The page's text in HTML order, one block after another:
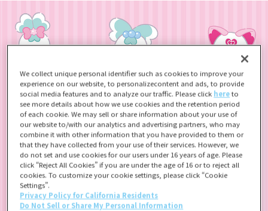
We collect unique personal identifier such as cookies to improve your
experience on our website, to personalizecontent and ads, to provide
social media features and to analyze our traffic. Please click hereto
see more details about how we use cookies and the retention period
of each cookie. We may sell or share information about your use of
our website to/with our analytics and advertising partners, who may
combine it with other information that you have provided to them or
that they have collected from your use of their services. However, we
do not set and use cookies for our users under 16 years of age. Please
click “Reject All Cookies” if you are under the age of 16 or to reject all
cookies. To customize your cookie settings, please click “Cookie
Settings”.
Privacy Policy for California Residents
Do Not Sell or Share My Personal Information